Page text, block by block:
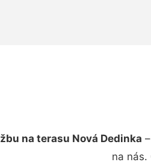
na terasu Nová Dedinka
na nás.